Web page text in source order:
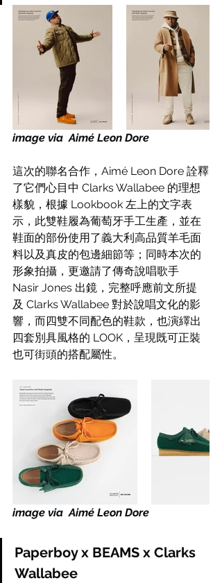
image via  Aimé Leon Dore
這次的聯名合作， Aimé Leon Dore 詮釋
了它們心目中 Clarks Wallabee 的理想
樣貌，根據 Lookbook 左上的文字表
示，此雙鞋履為葡萄牙手工生產，並在
鞋面的部份使用了義大利高品質羊毛面
料以及真皮的包邊細節等；同時本次的
形象拍攝，更邀請了傳奇說唱歌手
Nasir Jones 出鏡，完整呼應前文所提
及 Clarks Wallabee 對於說唱文化的影
響，而四雙不同配色的鞋款，也演繹出
四套別具風格的 LOOK，呈現既可正裝
也可街頭的搭配屬性。
image via  Aimé Leon Dore
Paperboy x BEAMS x Clarks
Wallabee